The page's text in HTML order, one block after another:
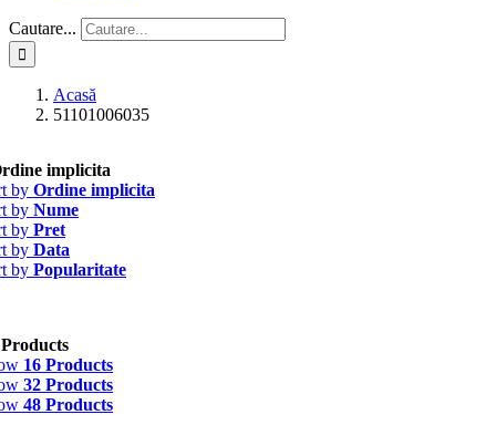
Cautare...
Acasă
51101006035
implicita
by Ordine implicita
by Nume
by Pret
by Data
by Popularitate
16 Products
32 Products
48 Products